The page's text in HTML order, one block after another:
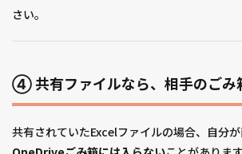
さい。
④ 共有ファイルなら、相手のごみ
共有されていたExcelファイルの場合、自分